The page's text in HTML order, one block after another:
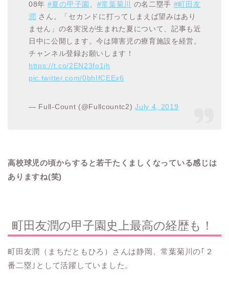
08年 #夏の甲子園 、 #常葉菊川 の名二塁手 #町田友
潤 さん。「セカンドに打ってしまえば望みはあり
ません」の名実況が生まれた夏について、記事も近
日中に公開します。今は障害児の療育施設を経営。
チャンネル登録お願いします！
https://t.co/2EN23fo1jh
pic.twitter.com/0bhIfCEEx6
— Full-Count (@Fullcountc2)July 4, 2019
高校球児の頃からすると若干たくましくなっている感じは
ありますね(笑)
町田友潤の甲子園史上最高の経歴も！
町田友潤（まちだともひろ）さんは静岡、常葉菊川の｢２
番二塁｣として活躍していました。